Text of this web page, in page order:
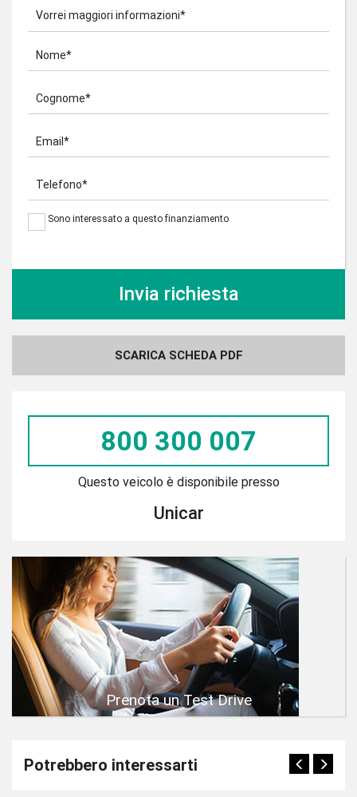
Vorrei maggiori informazioni*
Nome*
Cognome*
Email*
Telefono*
Sono interessato a questo finanziamento
SCARICA SCHEDA PDF
800 300 007
Questo veicolo è disponibile presso
Unicar
Prenota un Test Drive
Potrebbero interessarti